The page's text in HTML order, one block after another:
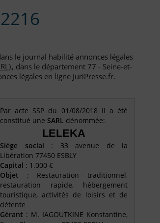
le journal habilité annonces légales
, dans le département 77 - Seine-et-
légales en ligne JuriPresse.fr.
Par acte SSP du 01/08/2018 il a été
constitué une SARL dénommée:
LELEKA
Siège social : 33 avenue de la
Libération 77450 ESBLY
Capital : 1.000 €
Objet : Restauration traditionnel,
restauration rapide, hébergement
touristique, activités de loisirs et de
détente
Gérant : M. IAGOUTKINE Konstantine,